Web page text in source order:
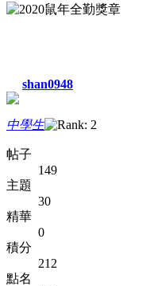
shan0948
中學生
帖子
149
主題
30
精華
0
積分
212
點名